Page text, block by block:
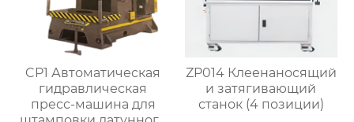
CP1 Автоматическая
гидравлическая
пресс-машина для
ZP014 Клеенаносящий
и затягивающий
станок (4 позиции)